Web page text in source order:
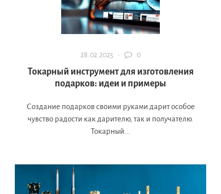
28.02.2025 · 0
Токарный инструмент для изготовления
подарков: идеи и примеры
Создание подарков своими руками дарит особое
чувство радости как дарителю, так и получателю.
Токарный...